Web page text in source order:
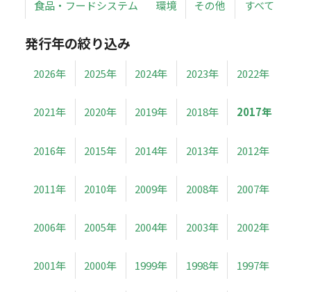
食品・フードシステム 環境 その他 すべて
発行年の絞り込み
2026年 2025年 2024年 2023年 2022年
2021年 2020年 2019年 2018年 2017年
2016年 2015年 2014年 2013年 2012年
2011年 2010年 2009年 2008年 2007年
2006年 2005年 2004年 2003年 2002年
2001年 2000年 1999年 1998年 1997年